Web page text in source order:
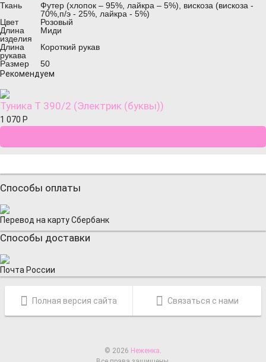
Ткань
Футер (хлопок – 95%, лайкра – 5%), вискоза (вискоза -
70%,п/э - 25%, лайкра - 5%)
Цвет
Розовый
Длина
изделия
Миди
Длина
рукава
Короткий рукав
Размер
50
Рекомендуем
Туника Т 390/2 (Электрик (буквы))
1 070 Р
Способы оплаты
Перевод на карту Сбербанк
Способы доставки
Почта России
Полная версия сайта Связаться с нами
© 2026 Неженка.